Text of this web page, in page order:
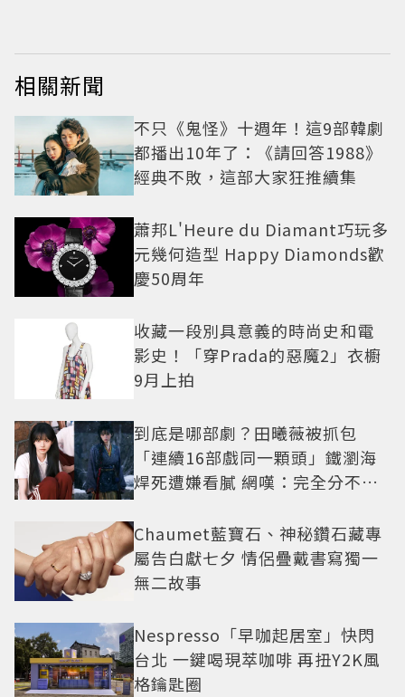
相關新聞
不只《鬼怪》十週年！這9部韓劇
都播出10年了：《請回答1988》
經典不敗，這部大家狂推續集
蕭邦L'Heure du Diamant巧玩多
元幾何造型 Happy Diamonds歡
慶50周年
收藏一段別具意義的時尚史和電
影史！「穿Prada的惡魔2」衣櫥
9月上拍
到底是哪部劇？田曦薇被抓包
「連續16部戲同一顆頭」鐵瀏海
焊死遭嫌看膩 網嘆：完全分不出
Chaumet藍寶石、神秘鑽石藏專
屬告白獻七夕 情侶疊戴書寫獨一
無二故事
Nespresso「早咖起居室」快閃
台北 一鍵喝現萃咖啡 再扭Y2K風
格鑰匙圈